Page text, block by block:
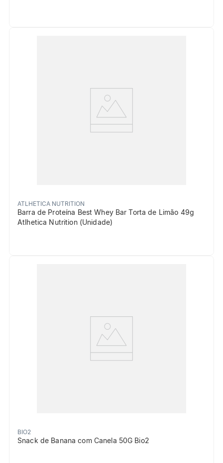
ATLHETICA NUTRITION
Barra de Proteína Best Whey Bar Torta de Limão 49g
Atlhetica Nutrition (Unidade)
BIO2
Snack de Banana com Canela 50G Bio2